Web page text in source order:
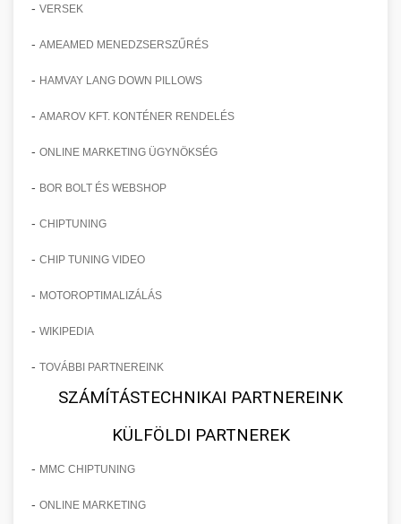
- VERSEK
- AMEAMED MENEDZSERSZŰRÉS
- HAMVAY LANG DOWN PILLOWS
- AMAROV KFT. KONTÉNER RENDELÉS
- ONLINE MARKETING ÜGYNÖKSÉG
- BOR BOLT ÉS WEBSHOP
- CHIPTUNING
- CHIP TUNING VIDEO
- MOTOROPTIMALIZÁLÁS
- WIKIPEDIA
- TOVÁBBI PARTNEREINK
SZÁMÍTÁSTECHNIKAI PARTNEREINK
KÜLFÖLDI PARTNEREK
- MMC CHIPTUNING
- ONLINE MARKETING